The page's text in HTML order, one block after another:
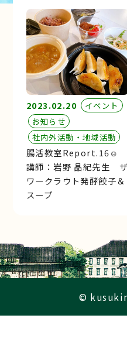
2023.02.20
イベント
お知らせ
社内外活動・地域活動
腸活教室Report.16☺︎
講師：岩野 晶紀先生 ザ
ワークラウト発酵餃子＆
スープ
©